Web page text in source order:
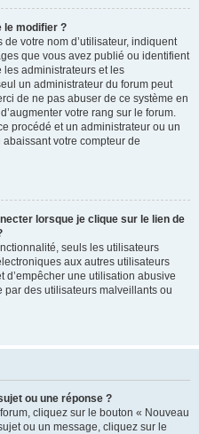
le modifier ?
votre nom d’utilisateur, indiquent
que vous avez publié ou identifient
administrateurs et les
un administrateur du forum peut
de ne pas abuser de ce système en
votre rang sur le forum.
procédé et un administrateur ou un
votre compteur de
lorsque je clique sur le lien de
seuls les utilisateurs
aux autres utilisateurs
une utilisation abusive
des utilisateurs malveillants ou
ou une réponse ?
cliquez sur le bouton « Nouveau
ou un message, cliquez sur le